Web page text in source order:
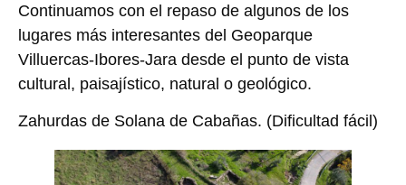
Continuamos con el repaso de algunos de los
lugares más interesantes del Geoparque
Villuercas-Ibores-Jara desde el punto de vista
cultural, paisajístico, natural o geológico.
Zahurdas de Solana de Cabañas. (Dificultad fácil)